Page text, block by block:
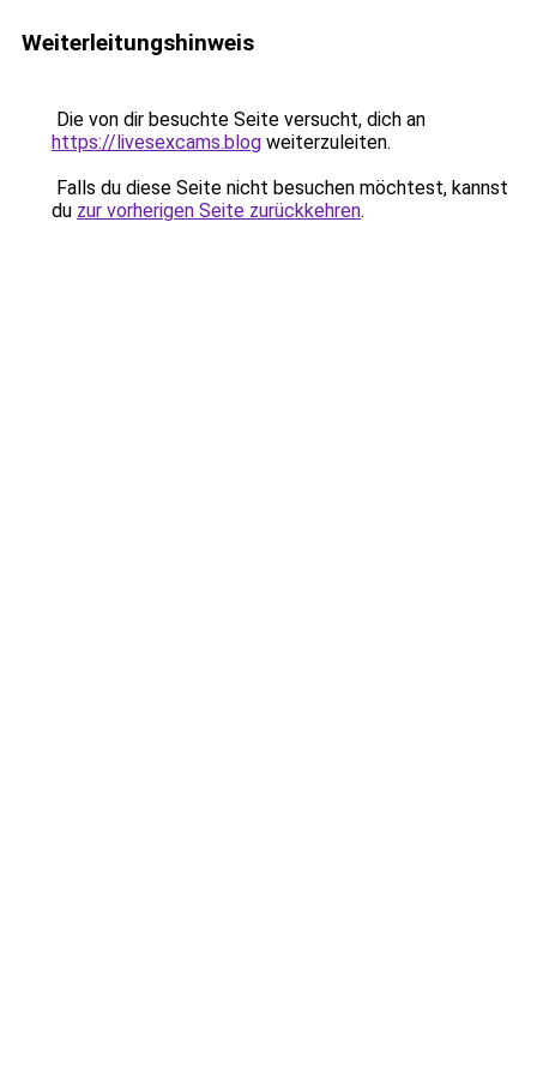
Weiterleitungshinweis
Die von dir besuchte Seite versucht, dich an
https://livesexcams.blog weiterzuleiten.
Falls du diese Seite nicht besuchen möchtest, kannst
du zur vorherigen Seite zurückkehren.